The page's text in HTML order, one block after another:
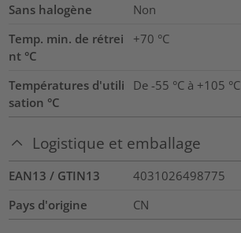
Sans halogène
Non
Temp. min. de rétrei
nt °C
+70 °C
Températures d'utili
sation °C
De -55 °C à +105 °C
Logistique et emballage
EAN13 / GTIN13
4031026498775
Pays d'origine
CN